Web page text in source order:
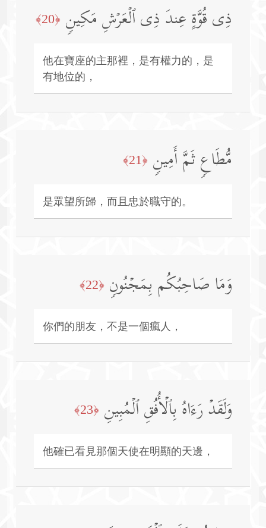
ذِی قُوَّةٍ عِندَ ذِی ٱلۡعَرۡشِ مَكِینࣲ ﴿20﴾
他在寶座的主那裡，是有權力的，是
有地位的，
مُّطَاعࣲ ثَمَّ أَمِینࣲ ﴿21﴾
是眾望所歸，而且忠於職守的。
وَمَا صَاحِبُكُم بِمَجۡنُونࣲ ﴿22﴾
你們的朋友，不是一個瘋人，
وَلَقَدۡ رَءَاهُ بِٱلۡأُفُقِ ٱلۡمُبِینِ ﴿23﴾
他確已看見那個天使在明顯的天邊，